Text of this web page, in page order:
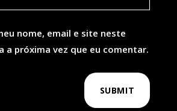
nome, email e site neste
a próxima vez que eu comentar.
SUBMIT